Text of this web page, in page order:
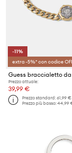
-11%
extra -5%* con codice
Prezzo attuale:
39,99 €
Prezzo standard:61,99 €
Prezzo più basso:44,99